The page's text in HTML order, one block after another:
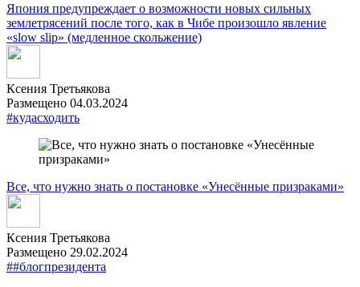
Япония предупреждает о возможности новых сильных
землетрясений после того, как в Чибе произошло явление
«slow slip» (медленное скольжение)
Ксения Третьякова
Размещено 04.03.2024
#кудасходить
Все, что нужно знать о постановке «Унесённые призраками»
Ксения Третьякова
Размещено 29.02.2024
##блогпрезидента